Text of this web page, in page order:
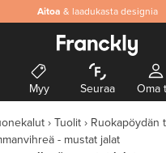
Aitoa & laadukasta designia
Myy Seuraa Oma
Tuolit
Ruokapöydän
- mustat jalat